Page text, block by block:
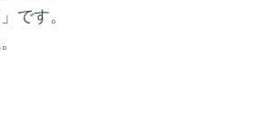
です。